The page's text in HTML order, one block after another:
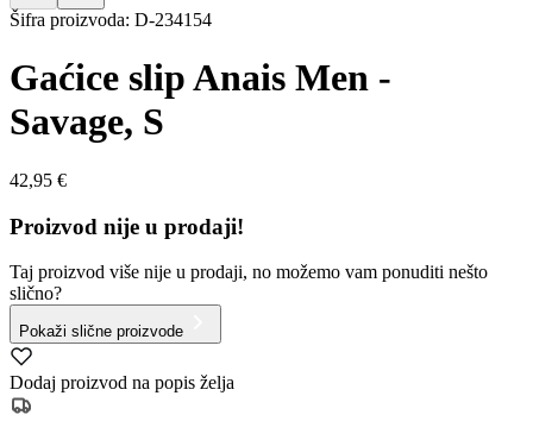
Item
of
4
Šifra proizvoda: D-234154
Gaćice slip Anais Men -
Savage, S
42,95 €
Proizvod nije u prodaji!
Taj proizvod više nije u prodaji, no možemo vam ponuditi nešto
slično?
Pokaži slične proizvode
Dodaj proizvod na popis želja